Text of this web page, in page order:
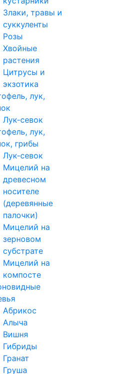
Злаки, травы и
суккуленты
Розы
Хвойные
растения
Цитрусы и
экзотика
лук,
Лук-севок
лук,
грибы
Лук-севок
Мицелий на
древесном
носителе
(деревянные
палочки)
Мицелий на
зерновом
субстрате
Мицелий на
компосте
Абрикос
Алыча
Вишня
Гибриды
Гранат
Груша